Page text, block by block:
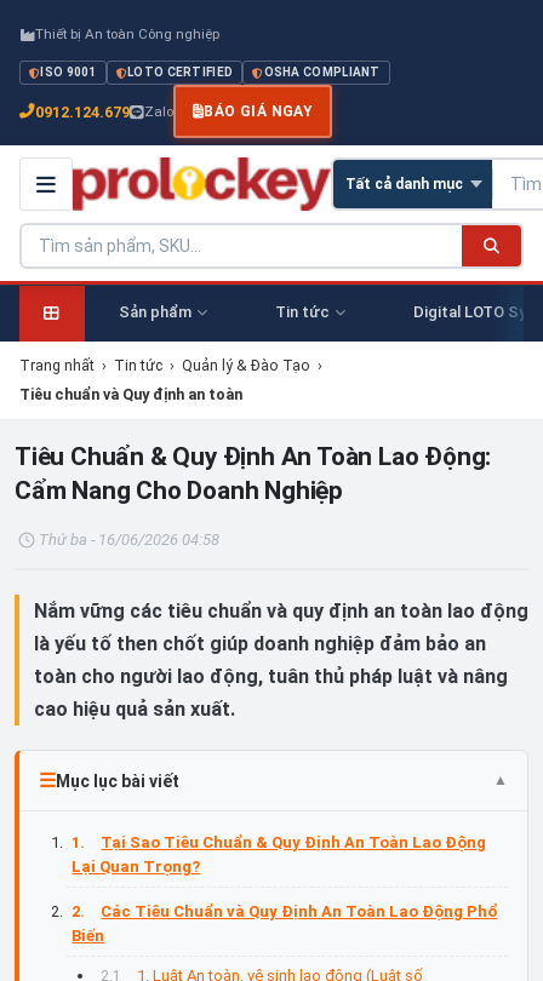
Thiết bị An toàn Công nghiệp
ISO 9001 LOTO CERTIFIED OSHA COMPLIANT
0912.124.679 Zalo BÁO GIÁ NGAY
Sản phẩm Tin tức Digital LOTO
Trang nhất › Tin tức › Quản lý & Đào Tạo ›
Tiêu chuẩn và Quy định an toàn
Tiêu Chuẩn & Quy Định An Toàn Lao Động:
Cẩm Nang Cho Doanh Nghiệp
Thứ ba - 16/06/2026 04:58
Nắm vững các tiêu chuẩn và quy định an toàn lao động
là yếu tố then chốt giúp doanh nghiệp đảm bảo an
toàn cho người lao động, tuân thủ pháp luật và nâng
cao hiệu quả sản xuất.
Mục lục bài viết
Tại Sao Tiêu Chuẩn & Quy Định An Toàn Lao Động
Lại Quan Trọng?
Các Tiêu Chuẩn và Quy Định An Toàn Lao Động Phổ
Biến
1. Luật An toàn, vệ sinh lao động (Luật số